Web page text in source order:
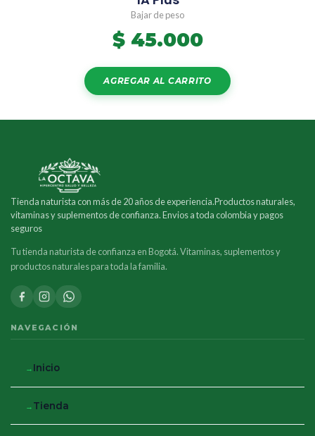
Bajar de peso
$45.000
AGREGAR AL CARRITO
Tienda naturista con más de 20 años de experiencia.Productos naturales,
vitaminas y suplementos de confianza. Envios a toda colombia y pagos
seguros
Tu tienda naturista de confianza en Bogotá. Vitaminas, suplementos y
productos naturales para toda la familia.
NAVEGACIÓN
Inicio
Tienda